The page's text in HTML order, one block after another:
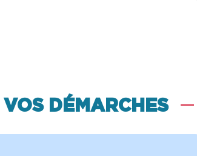
VOS DÉMARCHES